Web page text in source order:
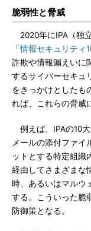
脆弱性と脅威
2020年にIPA（独
「情報セキュリティ
詐欺や情報漏えいに
するサイバーセキュ
をきっかけとしたも
れば、これらの脅威
例えば、IPAの10大
メールの添付ファイ
ットとする特定組織
経由してさまざまな
時、あるいはマルウ
する。こういった脆
防御策となる。